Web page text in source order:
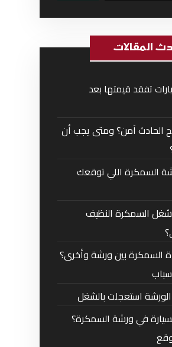
المقالات
تفقد قيمتها بعد
الحادث آمن؟ ومتى يجب أن
السمكرة اللي توقعك
السمكرة النظيف
السمكرة بين ورشة وأخرى؟
استعجلت بالشغل
في ورشة السمكرة؟